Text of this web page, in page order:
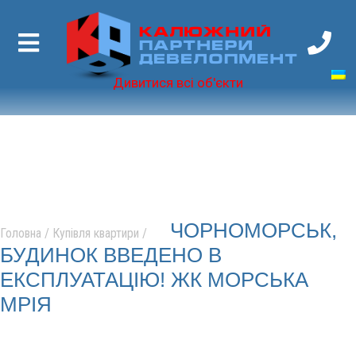
Калюжний
Партнери
Девелопмент
Дивитися всі об'єкти
Головна / Купівля квартири /
ЧОРНОМОРСЬК,
БУДИНОК ВВЕДЕНО В
ЕКСПЛУАТАЦІЮ! ЖК МОРСЬКА
МРІЯ